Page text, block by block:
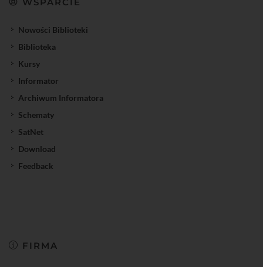
Nowości Biblioteki
Biblioteka
Kursy
Informator
Archiwum Informatora
Schematy
SatNet
Download
Feedback
FIRMA